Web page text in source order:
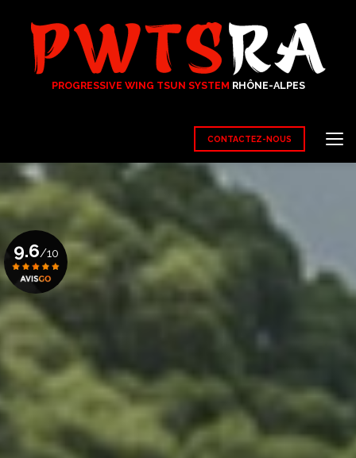
contenu
principal
PROGRESSIVE WING TSUN SYSTEM RHÔNE-ALPES
CONTACTEZ-NOUS
9.6/10